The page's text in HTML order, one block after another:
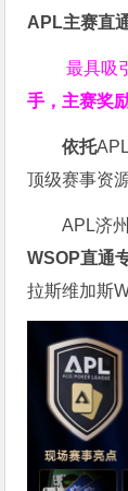
APL主赛直
最具吸
手，主赛奖
依托
顶级赛事资
APL济
WSOP直通
拉斯维加斯